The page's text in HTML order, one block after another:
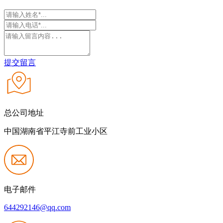
提交留言
总公司地址
中国湖南省平江寺前工业小区
电子邮件
644292146@qq.com